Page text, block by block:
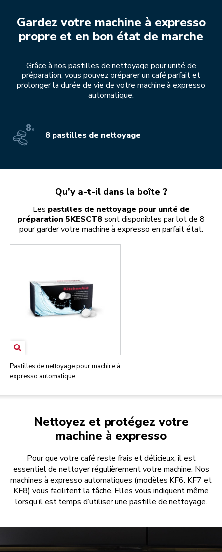
Gardez votre machine à expresso
propre et en bon état de marche
Grâce à nos pastilles de nettoyage pour unité de
préparation, vous pouvez préparer un café parfait et
prolonger la durée de vie de votre machine à expresso
automatique.
8 pastilles de nettoyage
Qu’y a-t-il dans la boîte ?
Les pastilles de nettoyage pour unité de
préparation 5KESCT8sont disponibles par lot de 8
pour garder votre machine à expresso en parfait état.
Pastilles de nettoyage pour machine à
expresso automatique
Nettoyez et protégez votre
machine à expresso
Pour que votre café reste frais et délicieux, il est
essentiel de nettoyer régulièrement votre machine. Nos
machines à expresso automatiques (modèles KF6, KF7 et
KF8) vous facilitent la tâche. Elles vous indiquent même
lorsqu’il est temps d’utiliser une pastille de nettoyage.